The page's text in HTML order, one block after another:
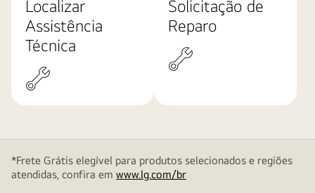
Localizar
Assistência
Técnica
Solicitação de
Reparo
*Frete Grátis elegível para produtos selecionados e regiões
atendidas, confira em www.lg.com/br